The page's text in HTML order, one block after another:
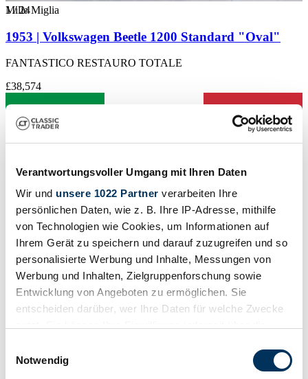
Verantwortungsvoller Umgang mit Ihren Daten
Wir und unsere 1022 Partner verarbeiten Ihre
persönlichen Daten, wie z. B. Ihre IP-Adresse, mithilfe
von Technologien wie Cookies, um Informationen auf
Ihrem Gerät zu speichern und darauf zuzugreifen und so
personalisierte Werbung und Inhalte, Messungen von
Werbung und Inhalten, Zielgruppenforschung sowie
Entwicklung von Angeboten zu ermöglichen. Sie
entscheiden darüber, wer Ihre Daten für welche Zwecke
Trigger Symbol ändern oder widerrufen
Notwendig
1/24
Mille Miglia
1953 | Volkswagen Beetle 1200 Standard "Oval"
FANTASTICO RESTAURO TOTALE
£38,574
Body style